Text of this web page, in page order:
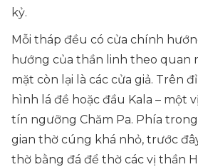
kỷ.
Mỗi tháp đều có cửa chính
hướng của thần linh theo quan
mặt còn lại là các cửa giả. Trên
hình lá đề hoặc đầu Kala – một
tín ngưỡng Chăm Pa. Phía
gian thờ cúng khá nhỏ, trước
thờ bằng đá để thờ các vị thần